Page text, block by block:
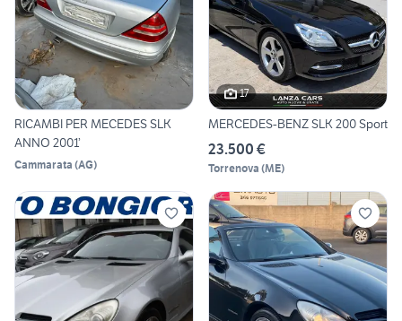
RICAMBI PER MECEDES SLK
ANNO 2001’
Cammarata (AG)
17
MERCEDES-BENZ SLK 200 Sport
23.500 €
Torrenova (ME)